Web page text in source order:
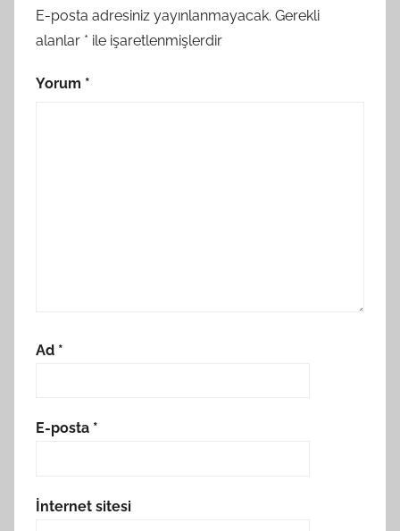
E-posta adresiniz yayınlanmayacak. Gerekli
alanlar * ile işaretlenmişlerdir
Yorum *
Ad *
E-posta *
İnternet sitesi